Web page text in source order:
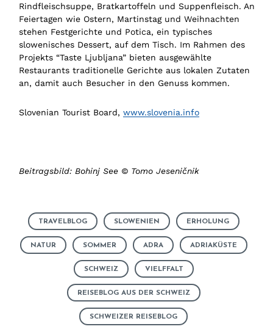
Rindfleischsuppe, Bratkartoffeln und Suppenfleisch. An
Feiertagen wie Ostern, Martinstag und Weihnachten
stehen Festgerichte und Potica, ein typisches
slowenisches Dessert, auf dem Tisch. Im Rahmen des
Projekts “Taste Ljubljana” bieten ausgewählte
Restaurants traditionelle Gerichte aus lokalen Zutaten
an, damit auch Besucher in den Genuss kommen.
Slovenian Tourist Board, www.slovenia.info
Beitragsbild: Bohinj See © Tomo Jeseničnik
TRAVELBLOG SLOWENIEN ERHOLUNG
NATUR SOMMER ADRA ADRIAKÜSTE
SCHWEIZ VIELFFALT
REISEBLOG AUS DER SCHWEIZ
SCHWEIZER REISEBLOG